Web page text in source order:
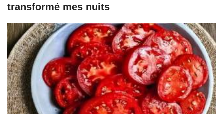
transformé mes nuits